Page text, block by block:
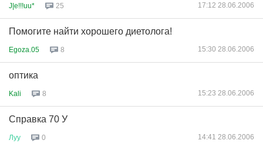
J|e!!!uu* 25 17:12 28.06.2006
Помогите найти хорошего диетолога!
Egoza.05 8 15:30 28.06.2006
оптика
Kali 8 15:23 28.06.2006
Справка 70 У
Луу 0 14:41 28.06.2006